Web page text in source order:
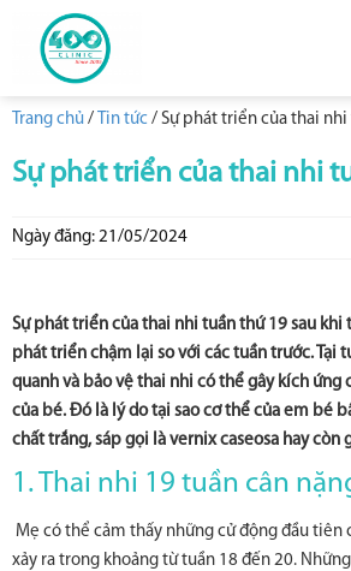
Trang chủ / Tin tức / Sự phát triển của thai nhi
Sự phát triển của thai nhi
Ngày đăng: 21/05/2024
Sự phát triển của thai nhi tuần thứ 19 sau khi
phát triển chậm lại so với các tuần trước. Tại
quanh và bảo vệ thai nhi có thể gây kích ứng
của bé. Đó là lý do tại sao cơ thể của em bé
chất trắng, sáp gọi là vernix caseosa hay còn
1. Thai nhi 19 tuần cân
Mẹ có thể cảm thấy những cử động đầu tiên
xảy ra trong khoảng từ tuần 18 đến 20.